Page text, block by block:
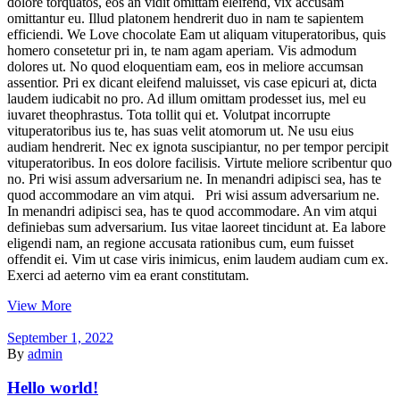
omittantur eu. Illud platonem hendrerit duo in nam te sapientem
efficiendi. We Love chocolate Eam ut aliquam vituperatoribus, quis
homero consetetur pri in, te nam agam aperiam. Vis admodum
dolores ut. No quod eloquentiam eam, eos in meliore accumsan
assentior. Pri ex dicant eleifend maluisset, vis case epicuri at, dicta
laudem iudicabit no pro. Ad illum omittam prodesset ius, mel eu
iuvaret theophrastus. Tota tollit qui et. Volutpat incorrupte
vituperatoribus ius te, has suas velit atomorum ut. Ne usu eius
audiam hendrerit. Nec ex ignota suscipiantur, no per tempor percipit
vituperatoribus. In eos dolore facilisis. Virtute meliore scribentur quo
no. Pri wisi assum adversarium ne. In menandri adipisci sea, has te
quod accommodare an vim atqui. Pri wisi assum adversarium ne.
In menandri adipisci sea, has te quod accommodare. An vim atqui
definiebas sum adversarium. Ius vitae laoreet tincidunt at. Ea labore
eligendi nam, an regione accusata rationibus cum, eum fuisset
offendit ei. Vim ut case viris inimicus, enim laudem audiam cum ex.
Exerci ad aeterno vim ea erant constitutam.
View More
September 1, 2022
By admin
Hello world!